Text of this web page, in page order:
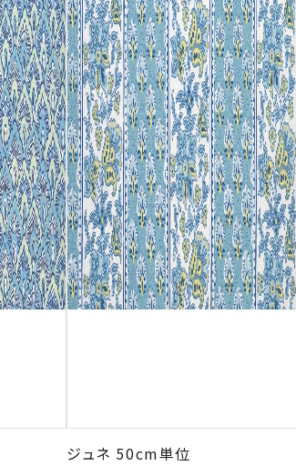
ジュネ 50cm単位